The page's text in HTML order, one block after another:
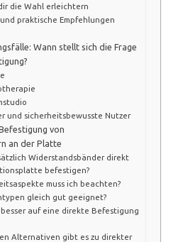
die Wahl erleichtern
praktische Empfehlungen
Wann stellt sich die Frage
und sicherheitsbewusste Nutzer
von
an der Platte
Widerstandsbänder direkt
befestigen?
muss ich beachten?
gleich gut geeignet?
auf eine direkte Befestigung
Alternativen gibt es zu direkter